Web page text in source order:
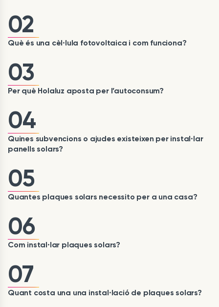
02
Què és una cèl·lula fotovoltaica i com funciona?
03
Per què Holaluz aposta per l’autoconsum?
04
Quines subvencions o ajudes existeixen per instal·lar
panells solars?
05
Quantes plaques solars necessito per a una casa?
06
Com instal·lar plaques solars?
07
Quant costa una una instal·lació de plaques solars?